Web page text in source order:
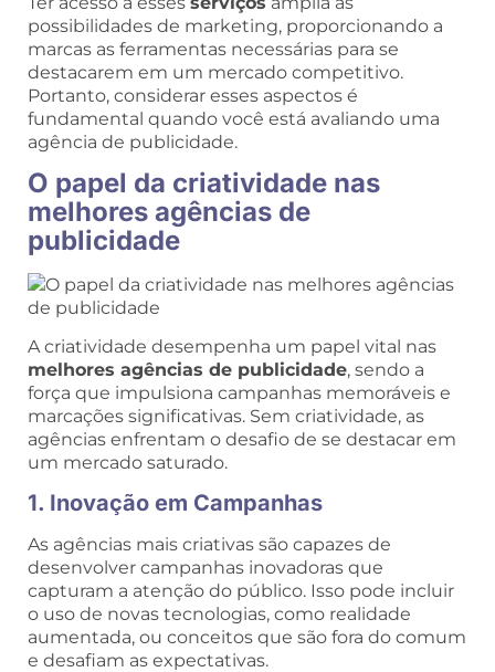
possibilidades de marketing, proporcionando a
marcas as ferramentas necessárias para se
destacarem em um mercado competitivo.
Portanto, considerar esses aspectos é
fundamental quando você está avaliando uma
agência de publicidade.
O papel da criatividade nas
melhores agências de
publicidade
A criatividade desempenha um papel vital nas
melhores agências de publicidade, sendo a
força que impulsiona campanhas memoráveis e
marcações significativas. Sem criatividade, as
agências enfrentam o desafio de se destacar em
um mercado saturado.
1. Inovação em Campanhas
As agências mais criativas são capazes de
desenvolver campanhas inovadoras que
capturam a atenção do público. Isso pode incluir
o uso de novas tecnologias, como realidade
aumentada, ou conceitos que são fora do comum
e desafiam as expectativas.